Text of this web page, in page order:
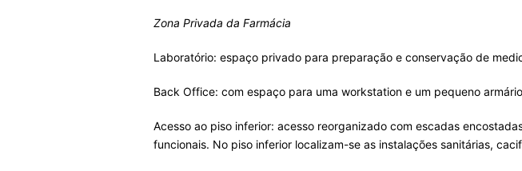
Zona Privada da Farmácia
Laboratório: espaço privado para preparação e conservação de
Back Office: com espaço para uma workstation e um pequeno
Acesso ao piso inferior: acesso reorganizado com escadas
funcionais. No piso inferior localizam-se as instalações sanitárias,